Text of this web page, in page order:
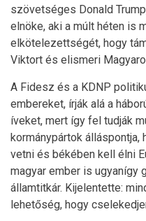
szövetséges Donald
elnöke, aki a múlt héten is
elkötelezettségét, hogy
Viktort és elismeri
A Fidesz és a KDNP
embereket, írják alá a
íveket, mert így fel tudják
kormánypártok álláspontja,
vetni és békében kell élni
magyar ember is ugyanígy
államtitkár. Kijelentette:
lehetőség, hogy